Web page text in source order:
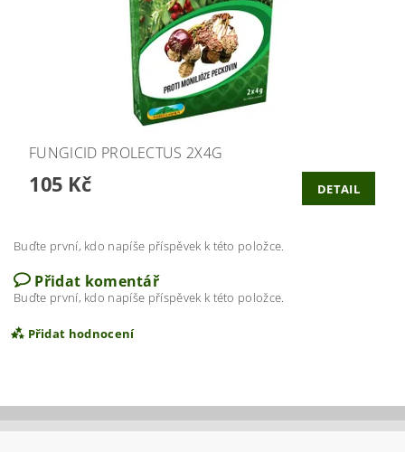
FUNGICID PROLECTUS 2X4G
105 Kč DETAIL
Buďte první, kdo napíše příspěvek k této položce.
Přidat komentář
Buďte první, kdo napíše příspěvek k této položce.
Přidat hodnocení